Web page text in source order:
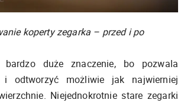
koperty zegarka – przed i po
bardzo duże znaczenie, bo pozwala
i odtworzyć możliwie jak najwierniej
Niejednokrotnie stare zegarki